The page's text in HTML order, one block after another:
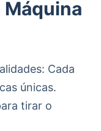
Cada
únicas.
tirar o